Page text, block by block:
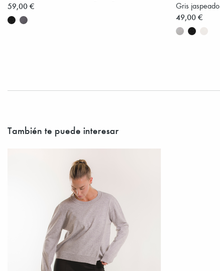
59,00 €
Gris jaspeado
49,00 €
También te puede interesar